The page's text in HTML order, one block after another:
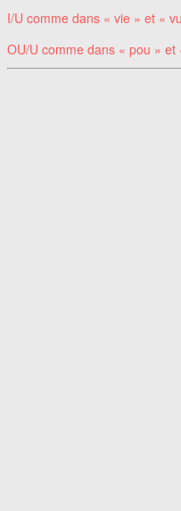
I/U comme dans « vie » et «
OU/U comme dans « pou » et